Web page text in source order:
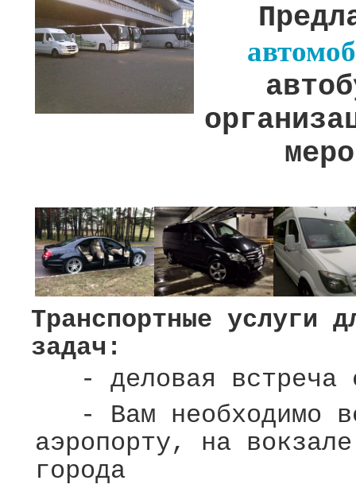
Транспортные услуги
задач:
- деловая встреча с
- Вам необходимо
аэропорту, на
города